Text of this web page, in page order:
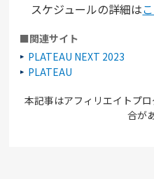
スケジュールの詳細は
■関連サイト
PLATEAU NEXT 2023
PLATEAU
本記事はアフィリエイトプ
合が